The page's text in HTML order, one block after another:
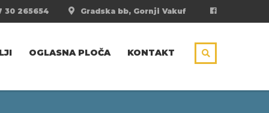
Gradska bb, Gornji Vakuf
30 265654
OGLASNA PLOČA KONTAKT